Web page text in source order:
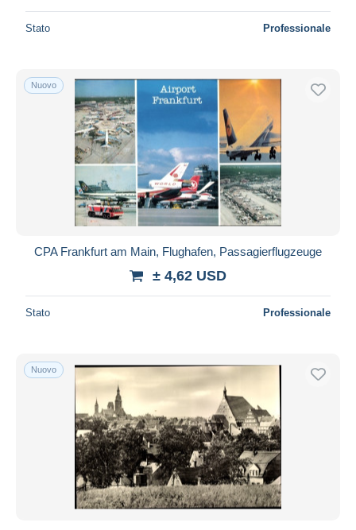
Stato Professionale
Nuovo
CPA Frankfurt am Main, Flughafen, Passagierflugzeuge
± 4,62 USD
Stato Professionale
Nuovo